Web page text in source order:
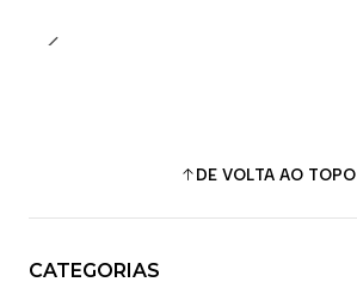
DE VOLTA AO TOPO
CATEGORIAS